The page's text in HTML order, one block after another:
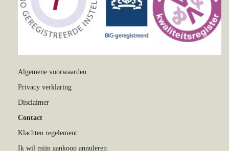
Algemene voorwaarden
Privacy verklaring
Disclaimer
Contact
Klachten regelement
Ik wil mijn aankoop annuleren